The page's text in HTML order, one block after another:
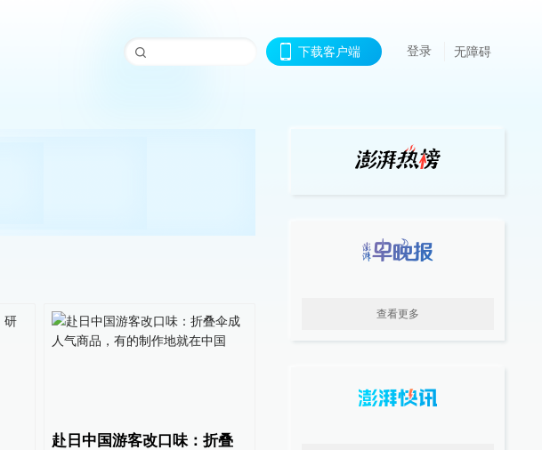
下载客户端 登录 无障碍
赴日中国游客改口味：折叠
查看更多